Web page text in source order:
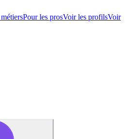
Pour les prosVoir les profilsVoir